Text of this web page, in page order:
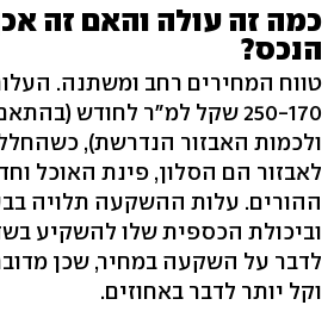
כמה זה עולה והאם זה
הנכס?
טווח המחירים רחב ומשתנה.
250-170 שקל למ"ר לחודש
ולכמות האבזור הנדרשת),
לאבזור הם הסלון, פינת האוכל
ההורים. עלות ההשקעה תלויה
וביכולת הכספית שלו להשקיע
לדבר על השקעה במחיר, שכן
וקל יותר לדבר באחוזים.